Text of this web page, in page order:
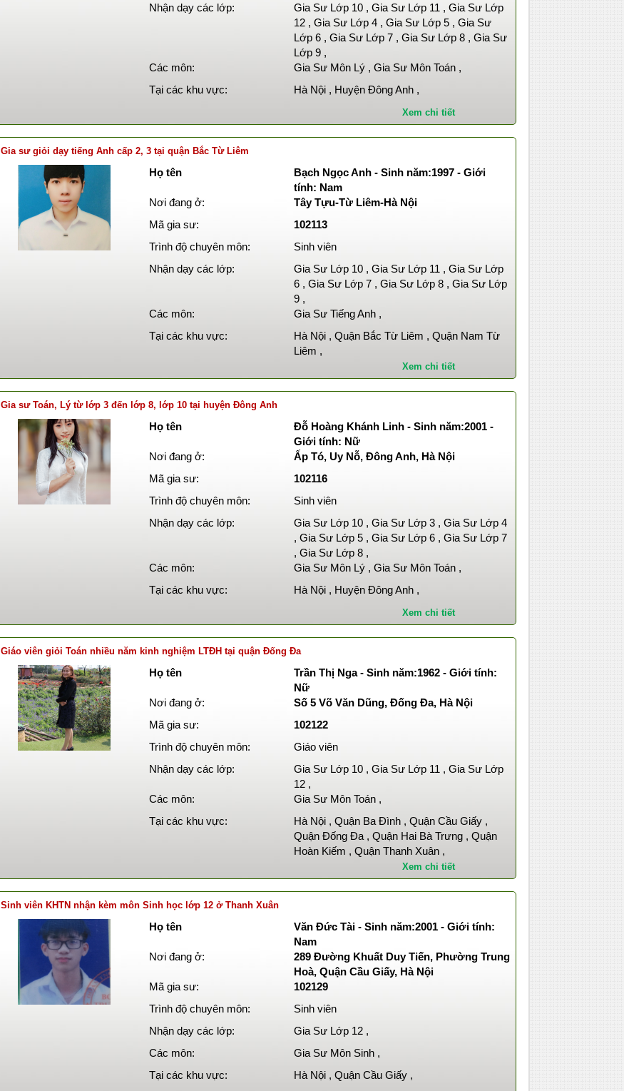
Nhận dạy các lớp:
Gia Sư Lớp 10 , Gia Sư Lớp 11 , Gia Sư Lớp
12 , Gia Sư Lớp 4 , Gia Sư Lớp 5 , Gia Sư
Lớp 6 , Gia Sư Lớp 7 , Gia Sư Lớp 8 , Gia Sư
Lớp 9 ,
Các môn:
Gia Sư Môn Lý , Gia Sư Môn Toán ,
Tại các khu vực:
Hà Nội , Huyện Đông Anh ,
Xem chi tiết
Gia sư giỏi dạy tiếng Anh cấp 2, 3 tại quận Bắc Từ Liêm
Họ tên
Bạch Ngọc Anh - Sinh năm:1997 - Giới
tính: Nam
Nơi đang ở:
Tây Tựu-Từ Liêm-Hà Nội
Mã gia sư:
102113
Trình độ chuyên môn:
Sinh viên
Nhận dạy các lớp:
Gia Sư Lớp 10 , Gia Sư Lớp 11 , Gia Sư Lớp
6 , Gia Sư Lớp 7 , Gia Sư Lớp 8 , Gia Sư Lớp
9 ,
Các môn:
Gia Sư Tiếng Anh ,
Tại các khu vực:
Hà Nội , Quận Bắc Từ Liêm , Quận Nam Từ
Liêm ,
Xem chi tiết
Gia sư Toán, Lý từ lớp 3 đến lớp 8, lớp 10 tại huyện Đông Anh
Họ tên
Đỗ Hoàng Khánh Linh - Sinh năm:2001 -
Giới tính: Nữ
Nơi đang ở:
Ấp Tó, Uy Nỗ, Đông Anh, Hà Nội
Mã gia sư:
102116
Trình độ chuyên môn:
Sinh viên
Nhận dạy các lớp:
Gia Sư Lớp 10 , Gia Sư Lớp 3 , Gia Sư Lớp 4
, Gia Sư Lớp 5 , Gia Sư Lớp 6 , Gia Sư Lớp 7
, Gia Sư Lớp 8 ,
Các môn:
Gia Sư Môn Lý , Gia Sư Môn Toán ,
Tại các khu vực:
Hà Nội , Huyện Đông Anh ,
Xem chi tiết
Giáo viên giỏi Toán nhiều năm kinh nghiệm LTĐH tại quận Đống Đa
Họ tên
Trần Thị Nga - Sinh năm:1962 - Giới tính:
Nữ
Nơi đang ở:
Số 5 Võ Văn Dũng, Đống Đa, Hà Nội
Mã gia sư:
102122
Trình độ chuyên môn:
Giáo viên
Nhận dạy các lớp:
Gia Sư Lớp 10 , Gia Sư Lớp 11 , Gia Sư Lớp
12 ,
Các môn:
Gia Sư Môn Toán ,
Tại các khu vực:
Hà Nội , Quận Ba Đình , Quận Cầu Giấy ,
Quận Đống Đa , Quận Hai Bà Trưng , Quận
Hoàn Kiếm , Quận Thanh Xuân ,
Xem chi tiết
Sinh viên KHTN nhận kèm môn Sinh học lớp 12 ở Thanh Xuân
Họ tên
Văn Đức Tài - Sinh năm:2001 - Giới tính:
Nam
Nơi đang ở:
289 Đường Khuất Duy Tiến, Phường Trung
Hoà, Quận Cầu Giấy, Hà Nội
Mã gia sư:
102129
Trình độ chuyên môn:
Sinh viên
Nhận dạy các lớp:
Gia Sư Lớp 12 ,
Các môn:
Gia Sư Môn Sinh ,
Tại các khu vực:
Hà Nội , Quận Cầu Giấy ,